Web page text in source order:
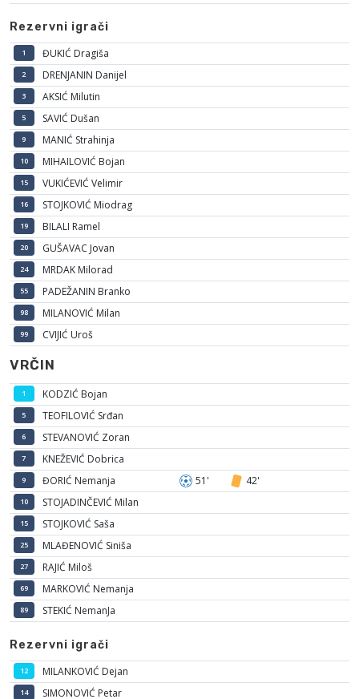
Rezervni igrači
1 ĐUKIĆ Dragiša
2 DRENJANIN Danijel
3 AKSIĆ Milutin
5 SAVIĆ Dušan
9 MANIĆ Strahinja
10 MIHAILOVIĆ Bojan
15 VUKIĆEVIĆ Velimir
16 STOJKOVIĆ Miodrag
19 BILALI Ramel
20 GUŠAVAC Jovan
24 MRDAK Milorad
55 PADEŽANIN Branko
98 MILANOVIĆ Milan
99 CVIJIĆ Uroš
VRČIN
1 KODZIĆ Bojan
5 TEOFILOVIĆ Srđan
6 STEVANOVIĆ Zoran
7 KNEŽEVIĆ Dobrica
9 ĐORIĆ Nemanja 51' 42'
10 STOJADINČEVIĆ Milan
15 STOJKOVIĆ Saša
25 MLAĐENOVIĆ Siniša
27 RAJIĆ Miloš
69 MARKOVIĆ Nemanja
89 STEKIĆ NemanJa
Rezervni igrači
12 MILANKOVIĆ Dejan
14 SIMONOVIĆ Petar